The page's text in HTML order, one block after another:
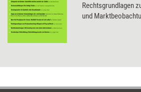
Rechtsgrundlagen
und